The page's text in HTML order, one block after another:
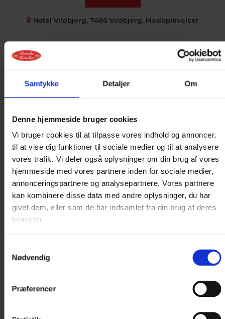
Samtykke Detaljer Om
Denne hjemmeside bruger cookies
Vi bruger cookies til at tilpasse vores indhold og annoncer,
til at vise dig funktioner til sociale medier og til at analysere
vores trafik. Vi deler også oplysninger om din brug af vores
hjemmeside med vores partnere inden for sociale medier,
annonceringspartnere og analysepartnere. Vores partnere
kan kombinere disse data med andre oplysninger, du har
givet dem, eller som de har indsamlet fra din brug af deres
tjenester.
Nødvendig
Præferencer
Hotel Vildbjerg, 7480 Vildbjerg, Madoplevelser
Torsdagd. 17. september 2026 kl. 17:00
Stegt Flæsk på Hotel Vildbjerg